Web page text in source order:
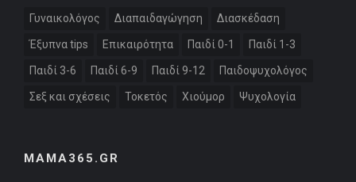
Γυναικολόγος Διαπαιδαγώγηση Διασκέδαση
Έξυπνα tips Επικαιρότητα Παιδί 0-1 Παιδί 1-3
Παιδί 3-6 Παιδί 6-9 Παιδί 9-12 Παιδοψυχολόγος
Σεξ και σχέσεις Τοκετός Χιούμορ Ψυχολογία
MAMA365.GR